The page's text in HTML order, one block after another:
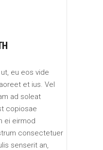
eu eos vide
et ius. Vel
ad soleat
copiosae
ei eirmod
consectetuer
senserit an,